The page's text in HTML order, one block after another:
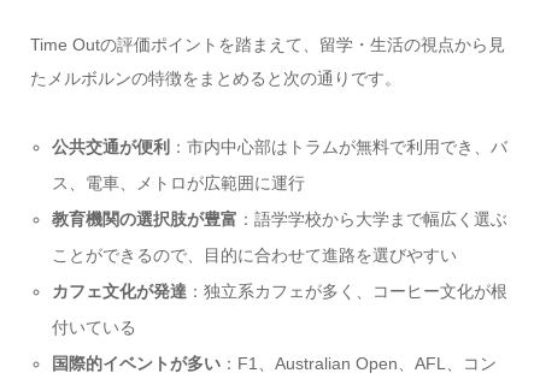
Time Outの評価ポイントを踏まえて、留学・生活の視点から見
たメルボルンの特徴をまとめると次の通りです。
公共交通が便利 ：市内中心部はトラムが無料で利用でき、バ
ス、電車、メトロが広範囲に運行
教育機関の選択肢が豊富 ：語学学校から大学まで幅広く選ぶ
ことができるので、目的に合わせて進路を選びやすい
カフェ文化が発達 ：独立系カフェが多く、コーヒー文化が根
付いている
国際的イベントが多い ：F1、Australian Open、AFL、コン